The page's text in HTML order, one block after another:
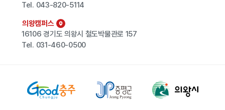
Tel. 043-820-5114
의왕캠퍼스
16106 경기도 의왕시 철도박물관로 157
Tel. 031-460-0500